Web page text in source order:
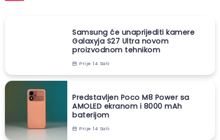
Samsung će unaprijediti kamere
Galaxyja S27 Ultra novom
proizvodnom tehnikom
Prije 14 Sati
Predstavljen Poco M8 Power sa
AMOLED ekranom i 8000 mAh
baterijom
Prije 14 Sati